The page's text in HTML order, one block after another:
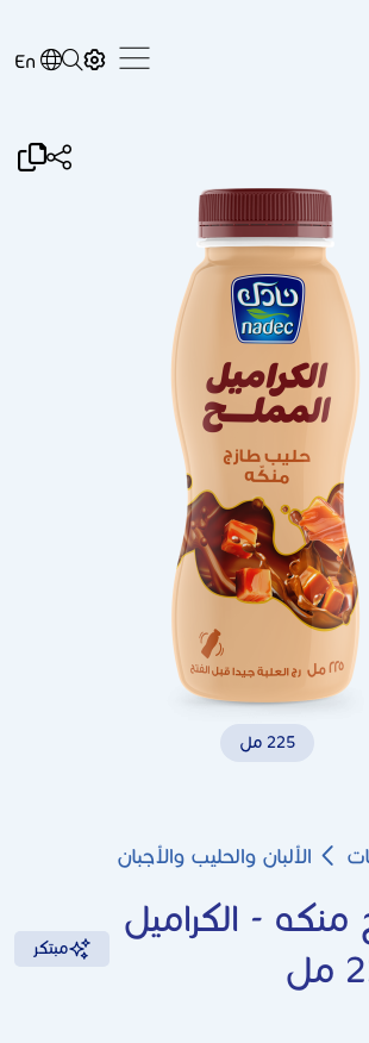
En
225 مل
الألبان والحليب والأجبان
- الكراميل
مبتكر